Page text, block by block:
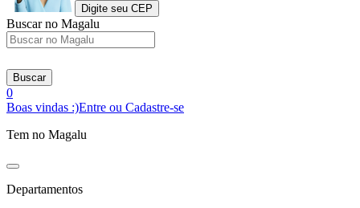
Digite seu CEP
Buscar no Magalu
Buscar
0
Boas vindas :)Entre ou Cadastre-se
Tem no Magalu
Departamentos